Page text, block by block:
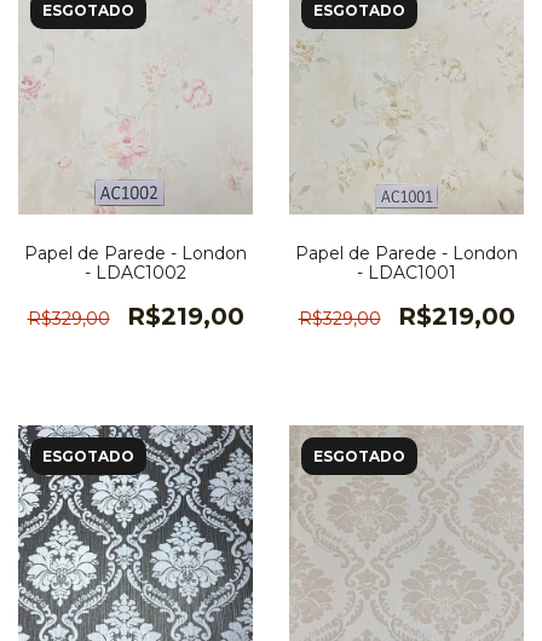
ESGOTADO
Papel de Parede - London
- LDAC1002
R$329,00 R$219,00
ESGOTADO
Papel de Parede - London
- LDAC1001
R$329,00 R$219,00
ESGOTADO ESGOTADO